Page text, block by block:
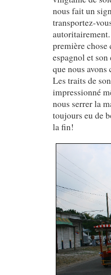
nous fait un
transportez-
première
espagnol et
que nous
Les traits de
impressionné
nous serrer la
toujours eu de
la fin!